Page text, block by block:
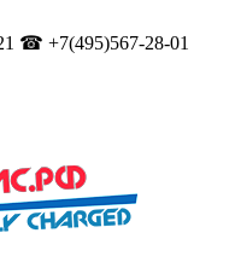
☎ +7(495)567-28-01